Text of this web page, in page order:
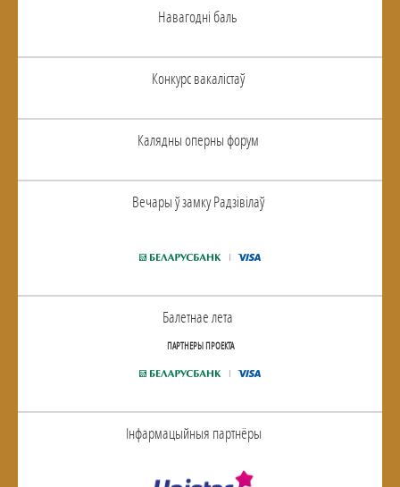
Навагоднi баль
Конкурс вакалiстаў
Калядны оперны форум
Вечары ў замку Радзiвiлаў
Балетнае лета
ПАРТНЕРЫ ПРОЕКТА
Інфармацыйныя партнёры